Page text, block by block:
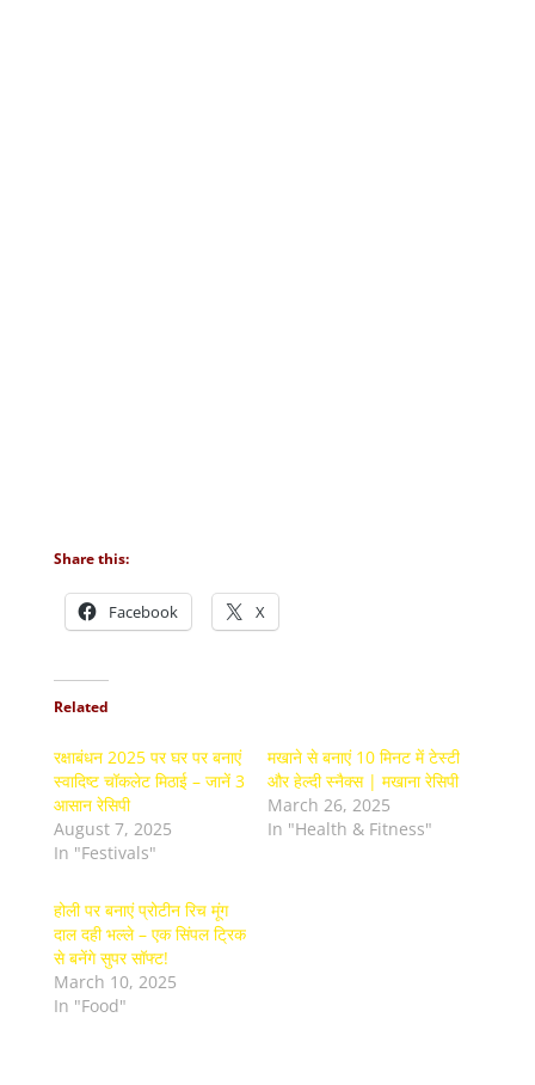
Share this:
Facebook X
Related
रक्षाबंधन 2025 पर घर पर बनाएं
स्वादिष्ट चॉकलेट मिठाई – जानें 3
आसान रेसिपी
August 7, 2025
In "Festivals"
मखाने से बनाएं 10 मिनट में टेस्टी
और हेल्दी स्नैक्स | मखाना रेसिपी
March 26, 2025
In "Health & Fitness"
होली पर बनाएं प्रोटीन रिच मूंग
दाल दही भल्ले – एक सिंपल ट्रिक
से बनेंगे सुपर सॉफ्ट!
March 10, 2025
In "Food"